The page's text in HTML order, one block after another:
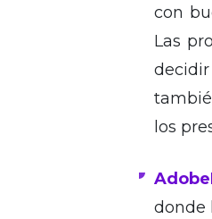
con
Las
los
Adobe
donde